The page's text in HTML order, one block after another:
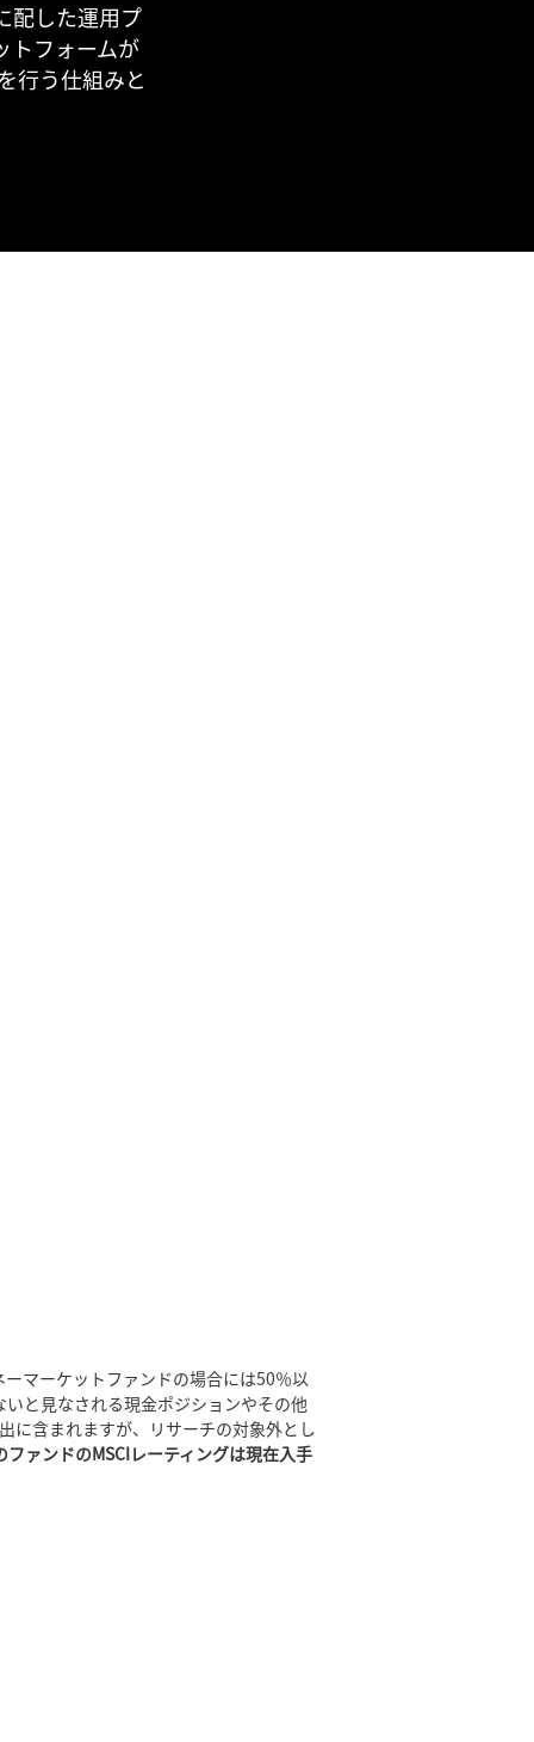
配した運用プ
トフォームが
行う仕組みと
マーケットファンドの場合には50％以
いと見なされる現金ポジションやその他
に含まれますが、リサーチの対象外とし
ファンドのMSCIレーティングは現在入手